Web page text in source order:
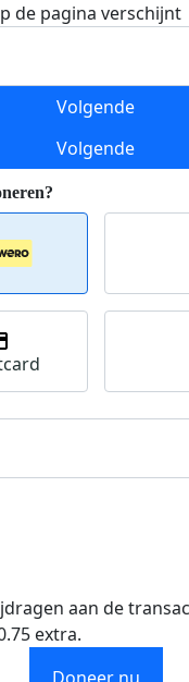
de pagina verschijnt
Volgende
Volgende
aan de
extra.
Doneer nu